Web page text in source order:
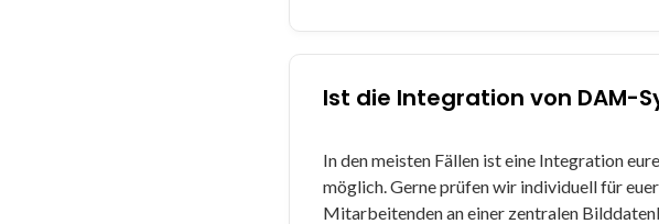
Ist die Integration von DAM-
In den meisten Fällen ist eine Integration
möglich. Gerne prüfen wir individuell für
Mitarbeitenden an einer zentralen